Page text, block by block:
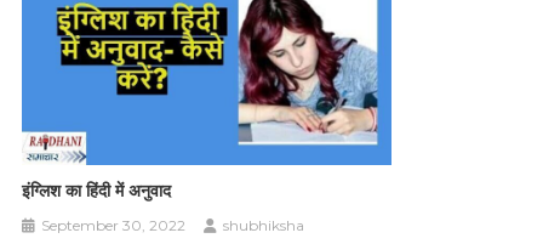
इंग्लिश का हिंदी में अनुवाद
September 30, 2022 shubhiksha